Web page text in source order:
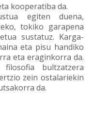
kooperatiba da.
egiten duena,
tokiko garapena
sustatuz. Karga-
eta pisu handiko
eta eraginkorra da.
bultzatzera
zein ostalariekin
da.